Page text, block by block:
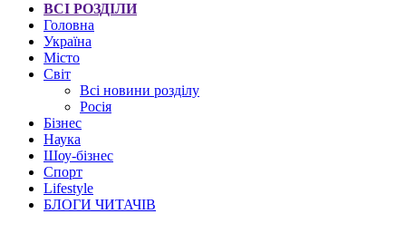
ВСІ РОЗДІЛИ
Головна
Україна
Місто
Світ
Всі новини розділу
Росія
Бізнес
Наука
Шоу-бізнес
Спорт
Lifestyle
БЛОГИ ЧИТАЧІВ